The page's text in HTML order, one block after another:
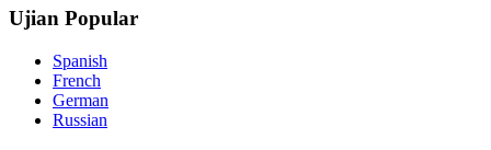
Ujian Popular
Spanish
French
German
Russian